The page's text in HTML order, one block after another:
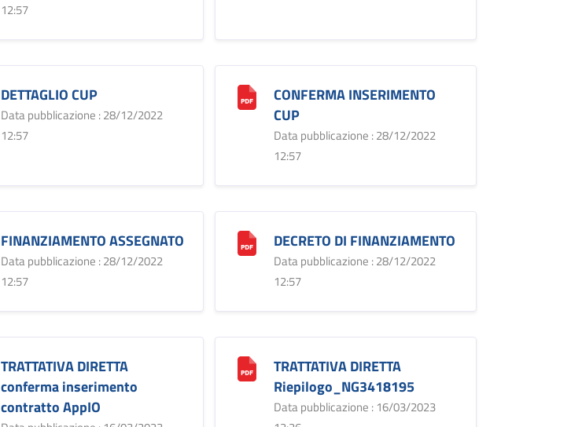
12:57
DETTAGLIO CUP
Data pubblicazione : 28/12/2022
12:57
CONFERMA INSERIMENTO
CUP
Data pubblicazione : 28/12/2022
12:57
FINANZIAMENTO ASSEGNATO
Data pubblicazione : 28/12/2022
12:57
DECRETO DI FINANZIAMENTO
Data pubblicazione : 28/12/2022
12:57
TRATTATIVA DIRETTA
conferma inserimento
contratto AppIO
TRATTATIVA DIRETTA
Riepilogo_NG3418195
Data pubblicazione : 16/03/2023